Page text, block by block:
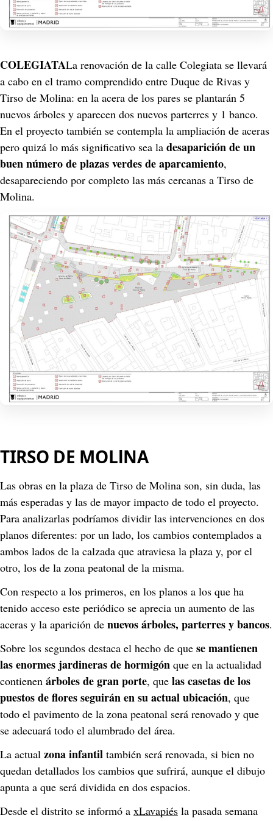
COLEGIATALa renovación de la calle Colegiata se llevará
a cabo en el tramo comprendido entre Duque de Rivas y
Tirso de Molina: en la acera de los pares se plantarán 5
nuevos árboles y aparecen dos nuevos parterres y 1 banco.
En el proyecto también se contempla la ampliación de aceras
pero quizá lo más significativo sea la desaparición de un
buen número de plazas verdes de aparcamiento,
desapareciendo por completo las más cercanas a Tirso de
Molina.
TIRSO DE MOLlNA
Las obras en la plaza de Tirso de Molina son, sin duda, las
más esperadas y las de mayor impacto de todo el proyecto.
Para analizarlas podríamos dividir las intervenciones en dos
planos diferentes: por un lado, los cambios contemplados a
ambos lados de la calzada que atraviesa la plaza y, por el
otro, los de la zona peatonal de la misma.
Con respecto a los primeros, en los planos a los que ha
tenido acceso este periódico se aprecia un aumento de las
aceras y la aparición de nuevos árboles, parterres y bancos.
Sobre los segundos destaca el hecho de que se mantienen
las enormes jardineras de hormigón que en la actualidad
contienen árboles de gran porte, que las casetas de los
puestos de flores seguirán en su actual ubicación, que
todo el pavimento de la zona peatonal será renovado y que
se adecuará todo el alumbrado del área.
La actual zona infantil también será renovada, si bien no
quedan detallados los cambios que sufrirá, aunque el dibujo
apunta a que será dividida en dos espacios.
Desde el distrito se informó a xLavapiés la pasada semana